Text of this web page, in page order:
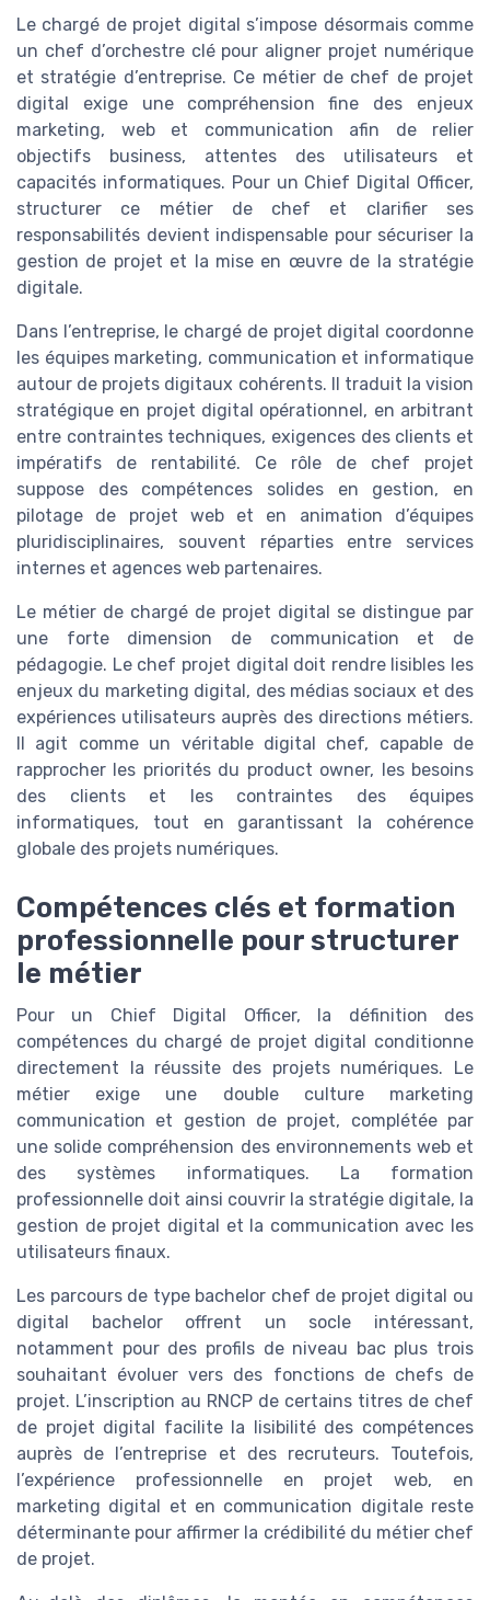
Le chargé de projet digital s’impose désormais comme
un chef d’orchestre clé pour aligner projet numérique
et stratégie d’entreprise. Ce métier de chef de projet
digital exige une compréhension fine des enjeux
marketing, web et communication afin de relier
objectifs business, attentes des utilisateurs et
capacités informatiques. Pour un Chief Digital Officer,
structurer ce métier de chef et clarifier ses
responsabilités devient indispensable pour sécuriser la
gestion de projet et la mise en œuvre de la stratégie
digitale.
Dans l’entreprise, le chargé de projet digital coordonne
les équipes marketing, communication et informatique
autour de projets digitaux cohérents. Il traduit la vision
stratégique en projet digital opérationnel, en arbitrant
entre contraintes techniques, exigences des clients et
impératifs de rentabilité. Ce rôle de chef projet
suppose des compétences solides en gestion, en
pilotage de projet web et en animation d’équipes
pluridisciplinaires, souvent réparties entre services
internes et agences web partenaires.
Le métier de chargé de projet digital se distingue par
une forte dimension de communication et de
pédagogie. Le chef projet digital doit rendre lisibles les
enjeux du marketing digital, des médias sociaux et des
expériences utilisateurs auprès des directions métiers.
Il agit comme un véritable digital chef, capable de
rapprocher les priorités du product owner, les besoins
des clients et les contraintes des équipes
informatiques, tout en garantissant la cohérence
globale des projets numériques.
Compétences clés et formation
professionnelle pour structurer
le métier
Pour un Chief Digital Officer, la définition des
compétences du chargé de projet digital conditionne
directement la réussite des projets numériques. Le
métier exige une double culture marketing
communication et gestion de projet, complétée par
une solide compréhension des environnements web et
des systèmes informatiques. La formation
professionnelle doit ainsi couvrir la stratégie digitale, la
gestion de projet digital et la communication avec les
utilisateurs finaux.
Les parcours de type bachelor chef de projet digital ou
digital bachelor offrent un socle intéressant,
notamment pour des profils de niveau bac plus trois
souhaitant évoluer vers des fonctions de chefs de
projet. L’inscription au RNCP de certains titres de chef
de projet digital facilite la lisibilité des compétences
auprès de l’entreprise et des recruteurs. Toutefois,
l’expérience professionnelle en projet web, en
marketing digital et en communication digitale reste
déterminante pour affirmer la crédibilité du métier chef
de projet.